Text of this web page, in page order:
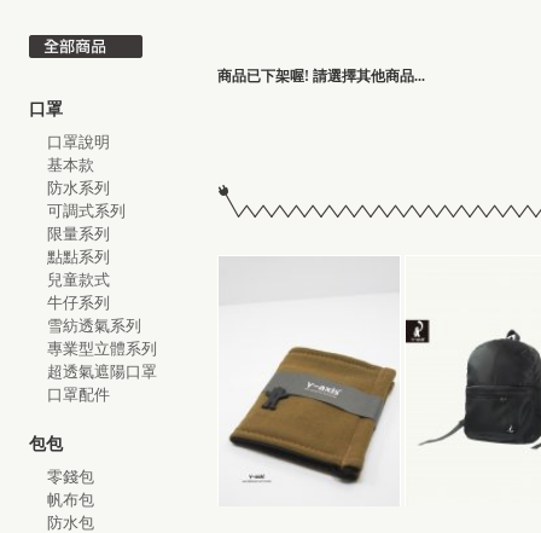
口罩
口罩說明
基本款
防水系列
可調式系列
限量系列
點點系列
兒童款式
牛仔系列
雪紡透氣系列
專業型立體系列
超透氣遮陽口罩
口罩配件
包包
零錢包
帆布包
防水包
商品已下架喔! 請選擇其他商品...